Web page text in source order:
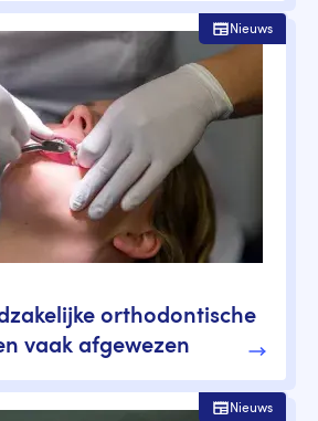
orthodontische
vaak afgewezen
Nieuws
Nieuws